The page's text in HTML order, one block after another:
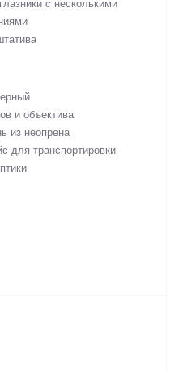
с несколькими
и объектива
из неопрена
для транспортировки